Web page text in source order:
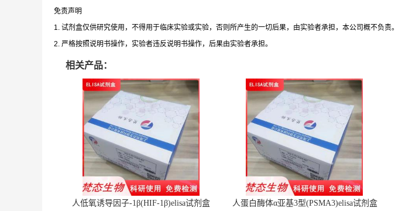
免责声明
1. 试剂盒仅供研究使用，不得用于临床实验或实验，否则所产生的一切后果，由实验者承担，本公司概不负责。
2. 严格按照说明书操作，实验者违反说明书操作，后果由实验者承担。
相关产品：
人低氧诱导因子-1β(HIF-1β)elisa试剂盒 人蛋白酶体α亚基3型(PSMA3)elisa试剂盒